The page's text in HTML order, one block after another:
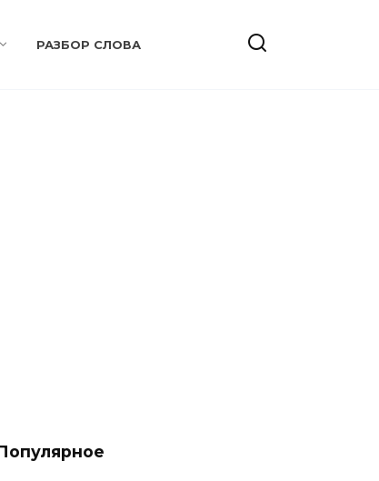
РАЗБОР СЛОВА